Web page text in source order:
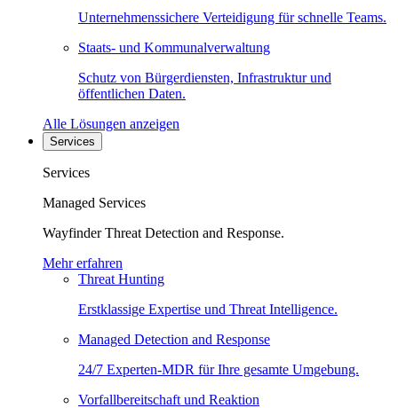
Unternehmenssichere Verteidigung für schnelle Teams.
Staats- und Kommunalverwaltung
Schutz von Bürgerdiensten, Infrastruktur und
öffentlichen Daten.
Alle Lösungen anzeigen
Services
Services
Managed Services
Wayfinder Threat Detection and Response.
Mehr erfahren
Threat Hunting
Erstklassige Expertise und Threat Intelligence.
Managed Detection and Response
24/7 Experten-MDR für Ihre gesamte Umgebung.
Vorfallbereitschaft und Reaktion